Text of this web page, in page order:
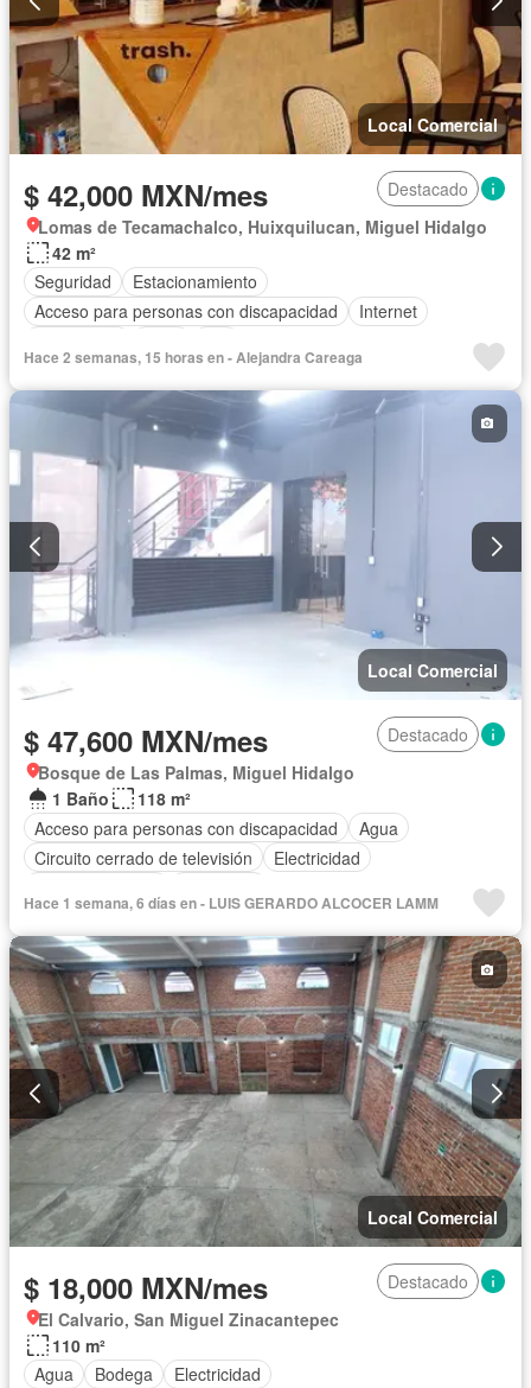
Local Comercial
$ 42,000 MXN/mes
Destacado
Lomas de Tecamachalco, Huixquilucan, Miguel Hidalgo
42 m²
Seguridad
Estacionamiento
Acceso para personas con discapacidad
Internet
Hace 2 semanas, 15 horas en - Alejandra Careaga
Local Comercial
$ 47,600 MXN/mes
Destacado
Bosque de Las Palmas, Miguel Hidalgo
1 Baño
118 m²
Acceso para personas con discapacidad
Agua
Circuito cerrado de televisión
Electricidad
Hace 1 semana, 6 días en - LUIS GERARDO ALCOCER LAMM
Local Comercial
$ 18,000 MXN/mes
Destacado
El Calvario, San Miguel Zinacantepec
110 m²
Agua
Bodega Electricidad